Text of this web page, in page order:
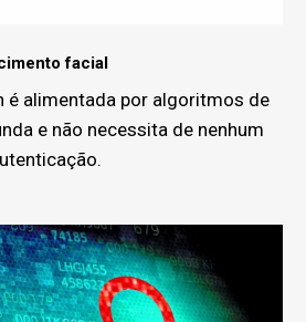
facial
é alimentada por algoritmos de
e não necessita de nenhum